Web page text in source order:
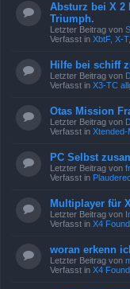
Absturz bei X 2
Triumph.
Letzter Beitrag von
Verfasst in XbtF, X-
Hilfe bei schiff
Letzter Beitrag von
Verfasst in X3-TC
Otas Mission
Letzter Beitrag von
Verfasst in Xtended-
PC Selbst
Letzter Beitrag von
Verfasst in
Multiplayer für
Letzter Beitrag von
Verfasst in X4
woran erkenn
Letzter Beitrag von
Verfasst in X4